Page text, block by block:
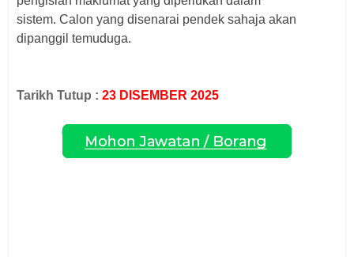
sistem. Calon yang disenarai pendek sahaja akan
dipanggil temuduga.
Tarikh Tutup : 23 DISEMBER 2025